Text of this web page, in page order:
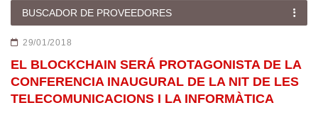
BUSCADOR DE PROVEEDORES
29/01/2018
EL BLOCKCHAIN SERÁ PROTAGONISTA DE LA
CONFERENCIA INAUGURAL DE LA NIT DE LES
TELECOMUNICACIONS I LA INFORMÀTICA